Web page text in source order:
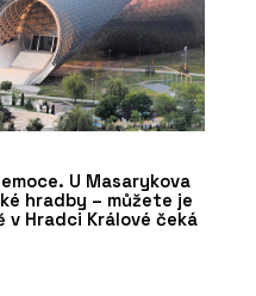
U Masarykova
hradby – můžete je
Hradci Králové čeká